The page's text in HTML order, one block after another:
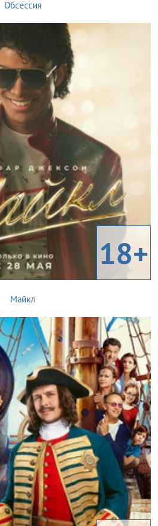
Обсессия
18+
Майкл